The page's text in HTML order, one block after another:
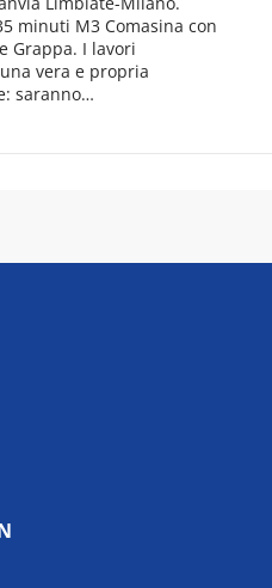
minuti M3 Comasina con
Grappa. I lavori
vera e propria
saranno…